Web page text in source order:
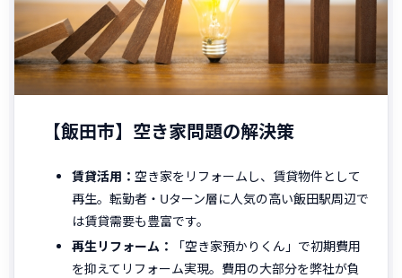
【飯田市】空き家問題の解決策
賃貸活用： 空き家をリフォームし、賃貸物件として
再生。転勤者・Uターン層に人気の高い飯田駅周辺で
は賃貸需要も豊富です。
再生リフォーム：
「空き家預かりくん」で初期費用
を抑えてリフォーム実現。費用の大部分を弊社が負